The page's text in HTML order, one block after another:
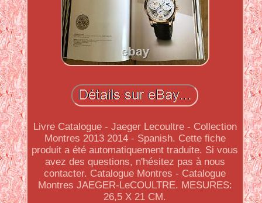
Livre Catalogue - Jaeger Lecoultre - Collection
Montres 2013 2014 - Spanish. Cette fiche
produit a été automatiquement traduite. Si vous
avez des questions, n'hésitez pas à nous
contacter. Catalogue Montres - Catalogue
Montres JAEGER-LeCOULTRE. MESURES:
26,5 X 21 CM.